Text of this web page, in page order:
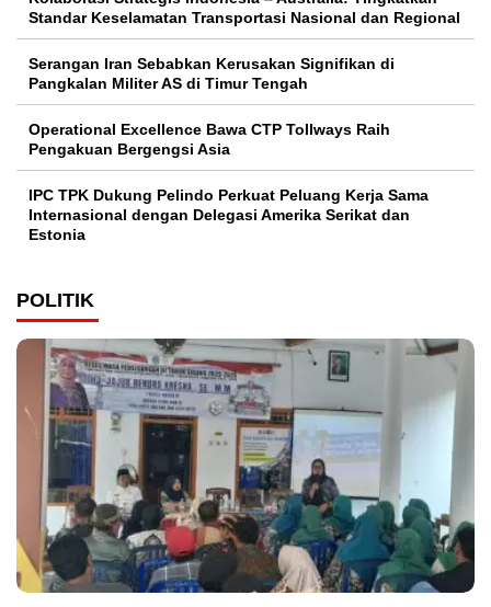
Standar Keselamatan Transportasi Nasional dan Regional
Serangan Iran Sebabkan Kerusakan Signifikan di
Pangkalan Militer AS di Timur Tengah
Operational Excellence Bawa CTP Tollways Raih
Pengakuan Bergengsi Asia
IPC TPK Dukung Pelindo Perkuat Peluang Kerja Sama
Internasional dengan Delegasi Amerika Serikat dan
Estonia
POLITIK